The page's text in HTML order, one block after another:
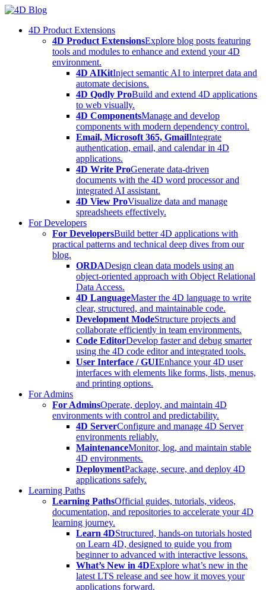
Skip
content4D Product Extensions
4D Product ExtensionsExplore blog posts featuring
tools and modules to enhance and extend your 4D
environment.
4D AIKitInject semantic AI to interpret data and
automate decisions.
4D Qodly ProBuild and extend 4D applications
to web visually.
4D ComponentsManage and develop
components with modern dependency control.
Email, Microsoft 365, GmailIntegrate
authentication, email, and calendar in 4D
applications.
4D Write ProGenerate data-driven
documents with the 4D word processor and
integrated AI assistant.
4D View ProVisualize data and manage
spreadsheets effectively.
For Developers
For DevelopersBuild better 4D applications with
practical patterns and technical deep dives from our
blog.
ORDADesign clean data models using an
object-oriented approach with Object Relational
Data Access.
4D LanguageMaster the 4D language to write
clear, structured, and maintainable code.
Development ModeStructure projects and
collaborate efficiently in team environments.
Code EditorDevelop faster and debug smarter
using the 4D code editor and integrated tools.
User Interface / GUIEnhance your 4D user
interfaces with elements like forms, lists, menus,
and printing options.
For Admins
For AdminsOperate, deploy, and maintain 4D
environments with control and predictability.
4D ServerConfigure and manage 4D Server
environments reliably.
MaintenanceMonitor, log, and maintain stable
4D environments.
DeploymentPackage, secure, and deploy 4D
applications safely.
Learning Paths
Learning PathsOfficial guides, tutorials, videos,
documentation, and repositories to accelerate your 4D
learning journey.
Learn 4DStructured, hands-on tutorials hosted
on Learn 4D, designed to guide you from
beginner to advanced with interactive lessons.
What’s New in 4DExplore what’s new in the
latest LTS release and see how it moves your
applications forward.